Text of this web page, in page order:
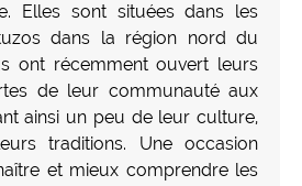
Elles sont situées dans les
dans la région nord du
ont récemment ouvert leurs
de leur communauté aux
ainsi un peu de leur culture,
traditions. Une occasion
et mieux comprendre les